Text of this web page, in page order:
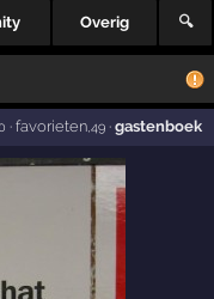
Overig 🔍
· favorieten,49· gastenboek